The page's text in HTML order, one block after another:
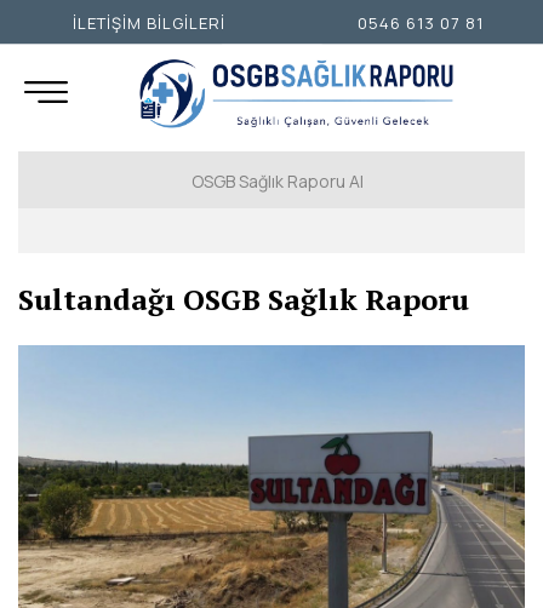
OSGB Sağlık Raporu Al
İSTANBUL ANADOLU YAKASI
ANKARA
ADIYAMAN
AFYONKARAHİSAR
AĞRI
Sultandağı OSGB Sağlık Raporu
İLETİŞİM BİLGİLERİ 0546 613 07 81